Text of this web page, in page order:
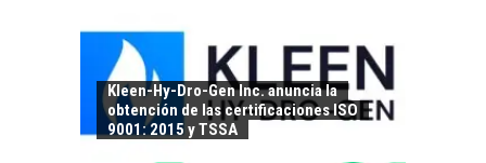
Kleen-Hy-Dro-Gen Inc. anuncia la
obtención de las certificaciones ISO
9001: 2015 y TSSA